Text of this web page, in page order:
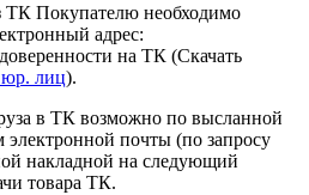
ТК Покупателю необходимо
адрес:
на ТК (Скачать
юр. лиц).
в ТК возможно по высланной
почты (по запросу
накладной на следующий
товара ТК.